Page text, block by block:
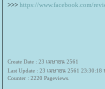
>>> https://www.facebook.com/
Create Date : 23 เมษายน 2561
Last Update : 23 เมษายน 2561 23:30:18
Counter : 2220 Pageviews.